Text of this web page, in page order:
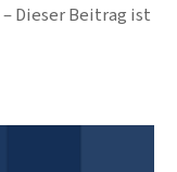
Dieser Beitrag ist